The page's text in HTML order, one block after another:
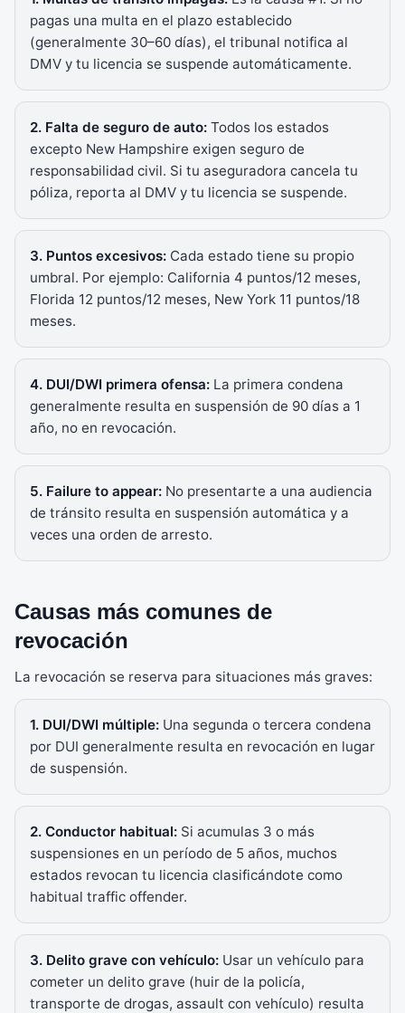
pagas una multa en el plazo establecido
(generalmente 30–60 días), el tribunal notifica al
DMV y tu licencia se suspende automáticamente.
2. Falta de seguro de auto: Todos los estados
excepto New Hampshire exigen seguro de
responsabilidad civil. Si tu aseguradora cancela tu
póliza, reporta al DMV y tu licencia se suspende.
3. Puntos excesivos: Cada estado tiene su propio
umbral. Por ejemplo: California 4 puntos/12 meses,
Florida 12 puntos/12 meses, New York 11 puntos/18
meses.
4. DUI/DWI primera ofensa: La primera condena
generalmente resulta en suspensión de 90 días a 1
año, no en revocación.
5. Failure to appear: No presentarte a una audiencia
de tránsito resulta en suspensión automática y a
veces una orden de arresto.
Causas más comunes de
revocación
La revocación se reserva para situaciones más graves:
1. DUI/DWI múltiple: Una segunda o tercera condena
por DUI generalmente resulta en revocación en lugar
de suspensión.
2. Conductor habitual: Si acumulas 3 o más
suspensiones en un período de 5 años, muchos
estados revocan tu licencia clasificándote como
habitual traffic offender.
3. Delito grave con vehículo: Usar un vehículo para
cometer un delito grave (huir de la policía,
transporte de drogas, assault con vehículo) resulta